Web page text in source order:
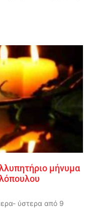
μήνυμα
ύστερα από 9